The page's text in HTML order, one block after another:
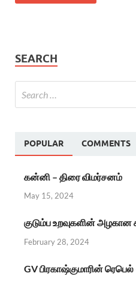
SEARCH
POPULAR COMMENTS
கன்னி – திரை விமர்சனம்
May 15, 2024
குடும்ப உறவுகளின்
February 28, 2024
GV பிரகாஷ்குமாரின்